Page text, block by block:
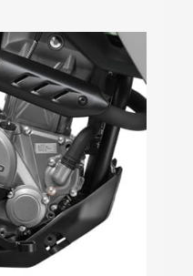
cc vieno cilindro,
pasižymintis 18
kW galia
.
efektyviai
važiavimas išlieka
kelionėse